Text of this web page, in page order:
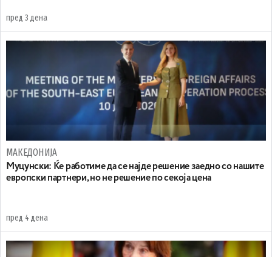
пред 3 дена
МАКЕДОНИЈА
Муцунски: Ќе работиме да се најде решение заедно со нашите
европски партнери, но не решение по секоја цена
пред 4 дена